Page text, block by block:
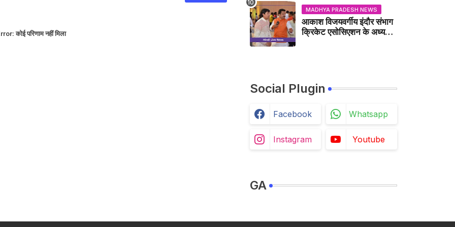
कोई परिणाम नहीं मिला
MADHYA PRADESH NEWS
आकाश विजयवर्गीय इंदौर संभाग
क्रिकेट एसोसिएशन के अध्यक्ष
Social Plugin
Facebook Whatsapp
Instagram Youtube
GA